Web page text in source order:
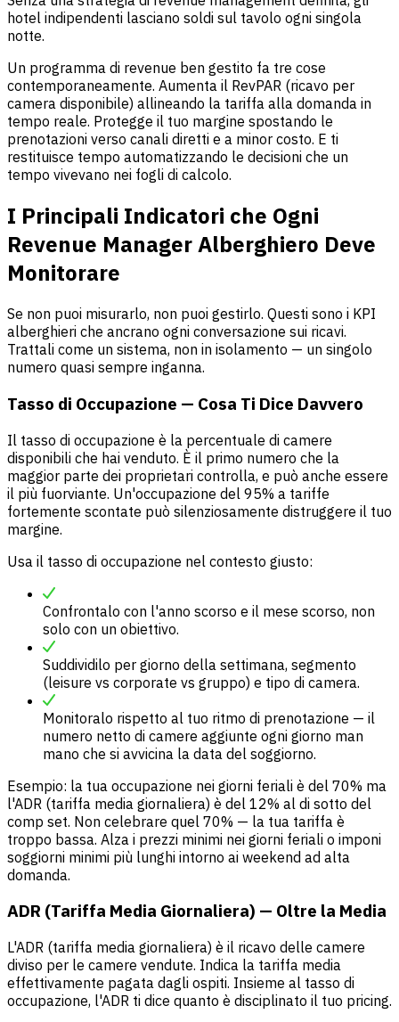
hotel indipendenti lasciano soldi sul tavolo ogni singola
notte.
Un programma di revenue ben gestito fa tre cose
contemporaneamente. Aumenta il RevPAR (ricavo per
camera disponibile) allineando la tariffa alla domanda in
tempo reale. Protegge il tuo margine spostando le
prenotazioni verso canali diretti e a minor costo. E ti
restituisce tempo automatizzando le decisioni che un
tempo vivevano nei fogli di calcolo.
I Principali Indicatori che Ogni
Revenue Manager Alberghiero Deve
Monitorare
Se non puoi misurarlo, non puoi gestirlo. Questi sono i KPI
alberghieri che ancrano ogni conversazione sui ricavi.
Trattali come un sistema, non in isolamento — un singolo
numero quasi sempre inganna.
Tasso di Occupazione — Cosa Ti Dice Davvero
Il tasso di occupazione è la percentuale di camere
disponibili che hai venduto. È il primo numero che la
maggior parte dei proprietari controlla, e può anche essere
il più fuorviante. Un'occupazione del 95% a tariffe
fortemente scontate può silenziosamente distruggere il tuo
margine.
Usa il tasso di occupazione nel contesto giusto:
Confrontalo con l'anno scorso e il mese scorso, non
solo con un obiettivo.
Suddividilo per giorno della settimana, segmento
(leisure vs corporate vs gruppo) e tipo di camera.
Monitoralo rispetto al tuo ritmo di prenotazione — il
numero netto di camere aggiunte ogni giorno man
mano che si avvicina la data del soggiorno.
Esempio: la tua occupazione nei giorni feriali è del 70% ma
l'ADR (tariffa media giornaliera) è del 12% al di sotto del
comp set. Non celebrare quel 70% — la tua tariffa è
troppo bassa. Alza i prezzi minimi nei giorni feriali o imponi
soggiorni minimi più lunghi intorno ai weekend ad alta
domanda.
ADR (Tariffa Media Giornaliera) — Oltre la Media
L'ADR (tariffa media giornaliera) è il ricavo delle camere
diviso per le camere vendute. Indica la tariffa media
effettivamente pagata dagli ospiti. Insieme al tasso di
occupazione, l'ADR ti dice quanto è disciplinato il tuo pricing.